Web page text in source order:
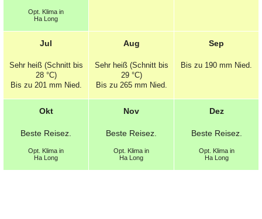
Opt. Klima in
Ha Long
Jul
Sehr heiß (Schnitt bis
28 °C)
Bis zu 201 mm Nied.
Aug
Sehr heiß (Schnitt bis
29 °C)
Bis zu 265 mm Nied.
Sep
Bis zu 190 mm Nied.
Okt
Beste Reisez.
Opt. Klima in
Ha Long
Nov
Beste Reisez.
Opt. Klima in
Ha Long
Dez
Beste Reisez.
Opt. Klima in
Ha Long